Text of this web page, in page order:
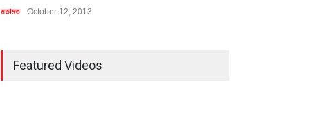
মতামত October 12, 2013
Featured Videos